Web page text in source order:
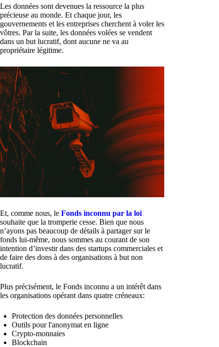
Les données sont devenues la ressource la plus
précieuse au monde. Et chaque jour, les
gouvernements et les entreprises cherchent à voler les
vôtres. Par la suite, les données volées se vendent
dans un but lucratif, dont aucune ne va au
propriétaire légitime.
Et, comme nous, le Fonds inconnu par la loi
souhaite que la tromperie cesse. Bien que nous
n’ayons pas beaucoup de détails à partager sur le
fonds lui-même, nous sommes au courant de son
intention d’investir dans des startups commerciales et
de faire des dons à des organisations à but non
lucratif.
Plus précisément, le Fonds inconnu a un intérêt dans
les organisations opérant dans quatre créneaux:
Protection des données personnelles
Outils pour l'anonymat en ligne
Crypto-monnaies
Blockchain